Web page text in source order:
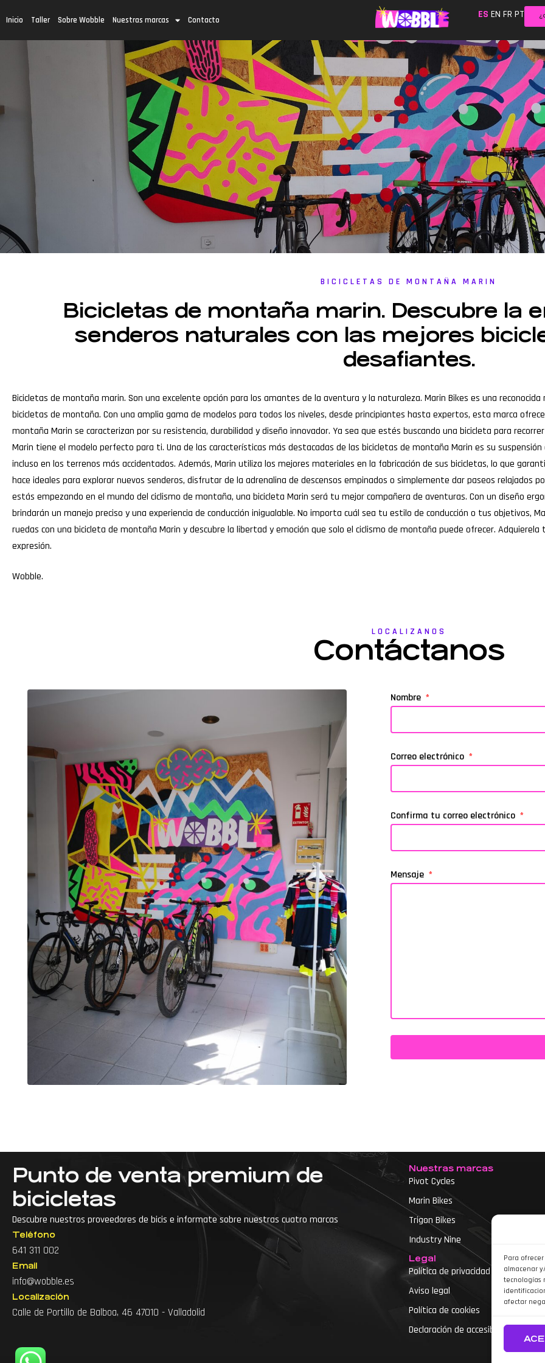
Para
almacenar
tecnologías
afectar
Inicio Taller Sobre Wobble Nuestras marcas Contacto ES EN FR PT
BICICLETAS DE MONTAÑA MARIN
Bicicletas de montaña marin. Descubre la
senderos naturales con las mejores
desafiantes.
Bicicletas de montaña marin. Son una excelente opción para los amantes de la aventura y la naturaleza. Marin Bikes es una
bicicletas de montaña. Con una amplia gama de modelos para todos los niveles, desde principiantes hasta expertos, esta marca
montaña Marin se caracterizan por su resistencia, durabilidad y diseño innovador. Ya sea que estés buscando una bicicleta para
Marin tiene el modelo perfecto para ti. Una de las características más destacadas de las bicicletas de montaña Marin es su
incluso en los terrenos más accidentados. Además, Marin utiliza los mejores materiales en la fabricación de sus bicicletas, lo que
hace ideales para explorar nuevos senderos, disfrutar de la adrenalina de descensos empinados o simplemente dar paseos relajados
estás empezando en el mundo del ciclismo de montaña, una bicicleta Marin será tu mejor compañera de aventuras. Con un diseño
brindarán un manejo preciso y una experiencia de conducción inigualable. No importa cuál sea tu estilo de conducción o tus objetivos,
ruedas con una bicicleta de montaña Marin y descubre la libertad y emoción que solo el ciclismo de montaña puede ofrecer.
expresión.
Wobble.
LOCALIZANOS
Contáctanos
Nombre
Correo electrónico
Confirma tu correo electrónico
Mensaje
Punto de venta premium de
bicicletas
Descubre nuestros proveedores de bicis e informate sobre nuestras cuatro marcas
Teléfono
641 311 002
Email
info@wobble.es
Localización
Calle de Portillo de Balboa, 46 47010 - Valladolid
··· Accesorios para bici de montaña
Accesorios para bicicleta
Accesorios para ciclismo
Articulos para bicicleta
Nuestras marcas
Pivot Cycles
Marin Bikes
Trigon Bikes
Industry Nine
Legal
Política de privacidad
Aviso legal
Política de cookies
Declaración de accesibilidad